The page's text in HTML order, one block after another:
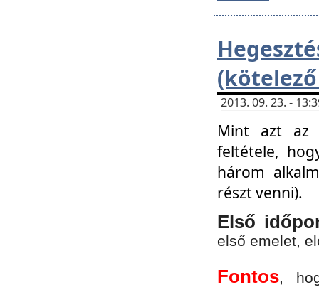
2013. 09. 23. -
Mint azt az
feltétele,
három
részt venni).
Első
első emelet,
Fontos,